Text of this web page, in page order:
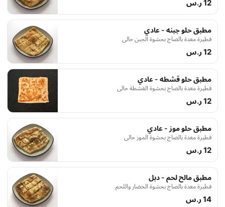
12 ر.س
مطبق حلو جبنه - عادي
فطيرة معدة بالصاج بحشوة الجبن حالي
12 ر.س
مطبق حلو قشطه - عادي
فطيرة معدة بالصاج بحشوة القشطة حالي
12 ر.س
مطبق حلو موز - عادي
فطيرة معدة بالصاج بحشوة الموز حالي
12 ر.س
مطبق مالح لحم - دبل
فطيرة معدة بالصاج بحشوة الخضار واللحم
14 ر.س